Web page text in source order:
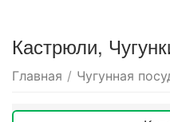
Кастрюли,
Главная / Чугунная